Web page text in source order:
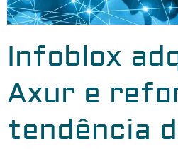
Infoblox
Axur e
tendência